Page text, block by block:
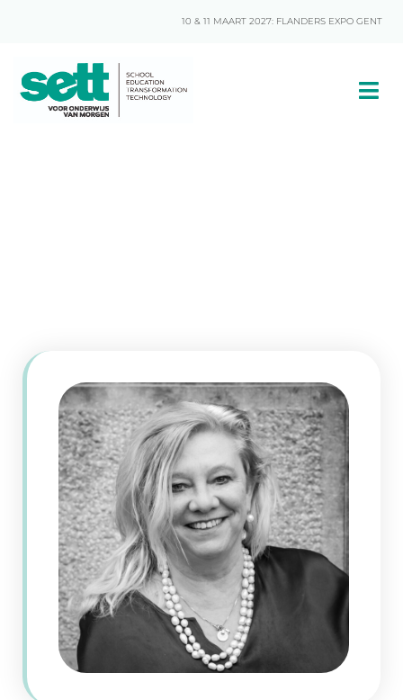
10 & 11 MAART 2027: FLANDERS EXPO GENT